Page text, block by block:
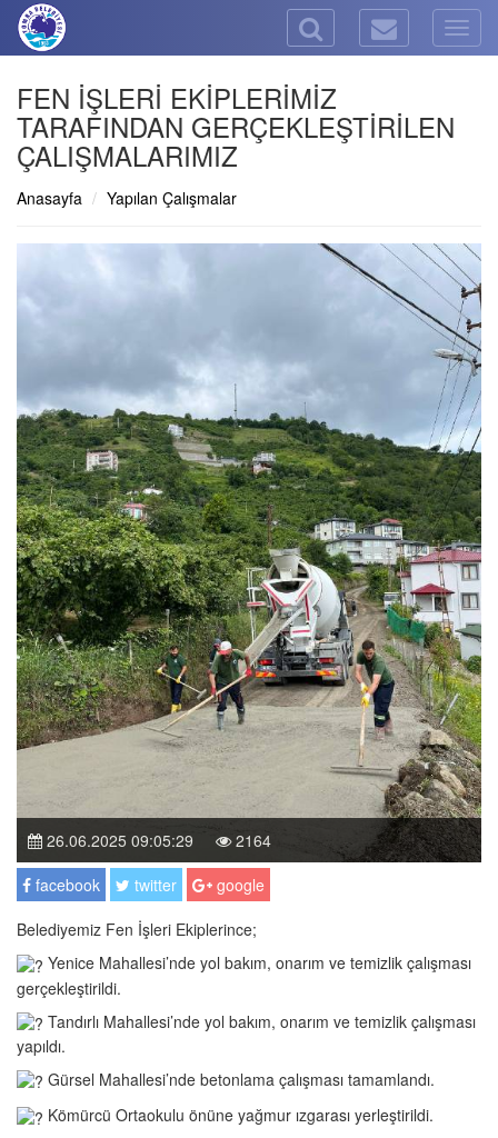
FEN İŞLERİ EKİPLERİMİZ
TARAFINDAN GERÇEKLEŞTİRİLEN
ÇALIŞMALARIMIZ
Anasayfa Yapılan Çalışmalar
26.06.2025 09:05:29
2164
facebook
twitter
google
Belediyemiz Fen İşleri Ekiplerince;
Yenice Mahallesi’nde yol bakım, onarım ve temizlik çalışması
gerçekleştirildi.
Tandırlı Mahallesi’nde yol bakım, onarım ve temizlik çalışması
yapıldı.
Gürsel Mahallesi’nde betonlama çalışması tamamlandı.
Kömürcü Ortaokulu önüne yağmur ızgarası yerleştirildi.